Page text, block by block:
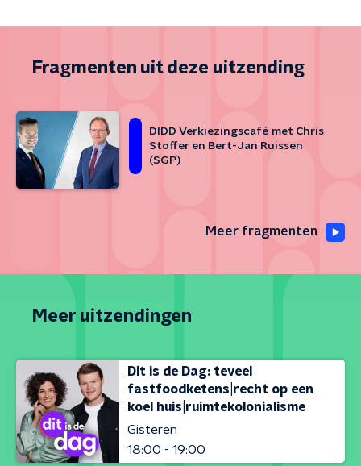
Fragmenten uit deze uitzending
DIDD Verkiezingscafé met Chris
Stoffer en Bert-Jan Ruissen
(SGP)
Meer fragmenten
Meer uitzendingen
Dit is de Dag: teveel
fastfoodketens|recht op een
koel huis|ruimtekolonialisme
Gisteren
18:00 - 19:00